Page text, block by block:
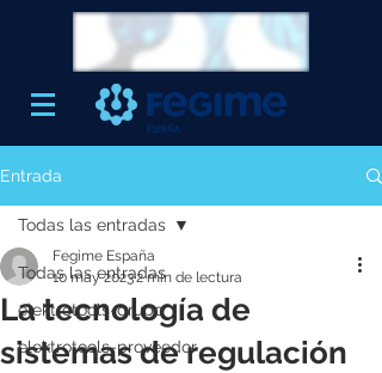
Entrada
Todas las entradas
elektrotools-grupo
elektrotools-proveedor
Todas las entradas
La tecnología de
sistemas de regulación
Fegime España
10 may 20232 min de lectura